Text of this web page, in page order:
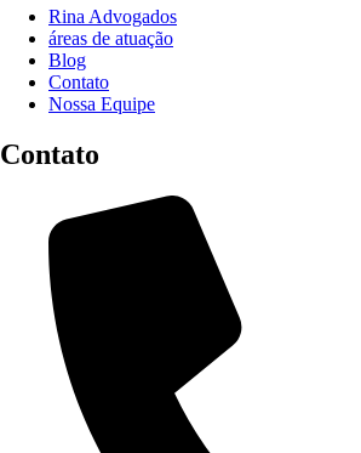
Rina Advogados
áreas de atuação
Blog
Contato
Nossa Equipe
Contato